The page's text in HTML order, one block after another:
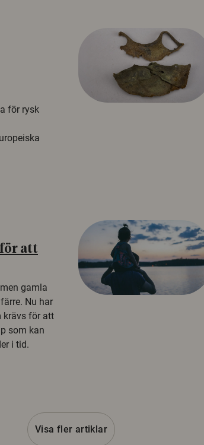
för rysk
för att
gamla
Nu har
krävs för att
som kan
i tid.
Visa fler artiklar